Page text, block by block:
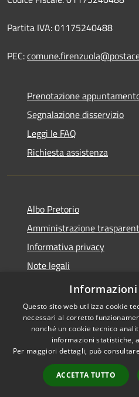
Partita IVA: 01175240488
PEC:
Prenotazione
Segnalazione disservizio
Leggi le FAQ
Richiesta assistenza
Albo Pretorio
Amministrazione
Informativa privacy
Note legali
Dichiarazione di accessibilità
Accessibilità
Questo sito web utilizza cookie
necessari al corretto
nonché un cookie tecnico
informazioni statistiche,
Per maggiori dettagli, può
ACCETTA TUTTO